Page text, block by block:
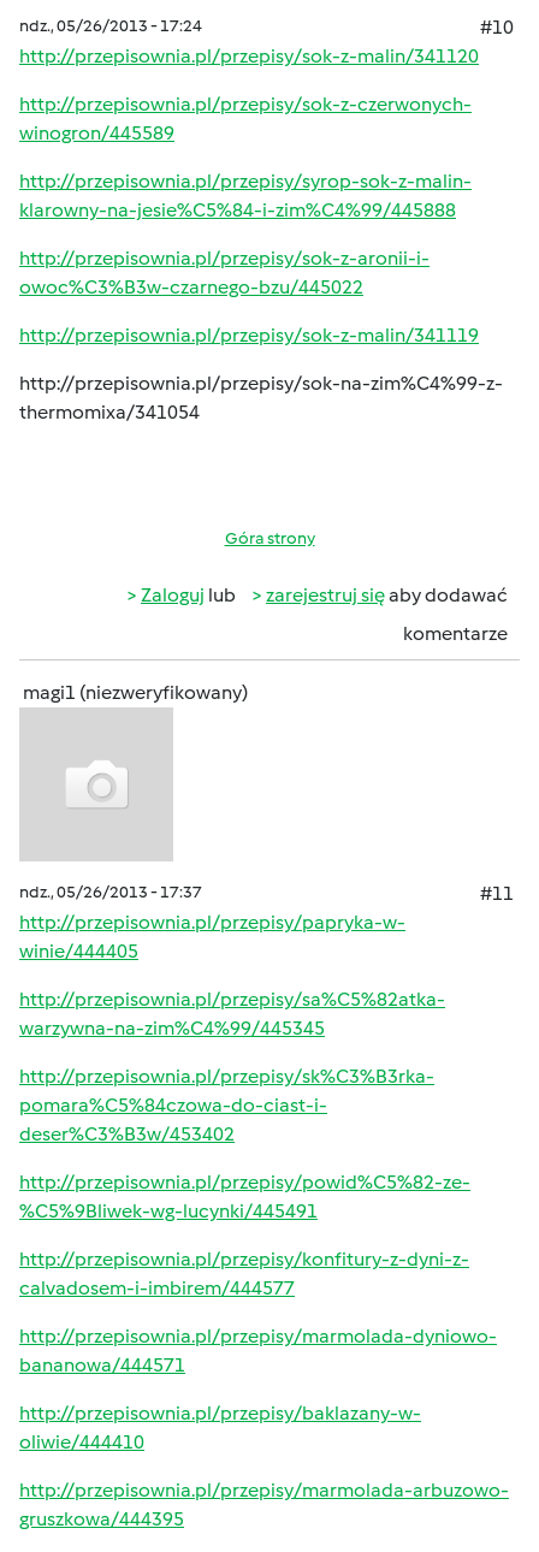
ndz., 05/26/2013 - 17:24
#10
http://przepisownia.pl/przepisy/sok-z-malin/341120
http://przepisownia.pl/przepisy/sok-z-czerwonych-
winogron/445589
http://przepisownia.pl/przepisy/syrop-sok-z-malin-
klarowny-na-jesie%C5%84-i-zim%C4%99/445888
http://przepisownia.pl/przepisy/sok-z-aronii-i-
owoc%C3%B3w-czarnego-bzu/445022
http://przepisownia.pl/przepisy/sok-z-malin/341119
http://przepisownia.pl/przepisy/sok-na-zim%C4%99-z-
thermomixa/341054
Góra strony
Zaloguj lub zarejestruj sięaby dodawać
komentarze
magi1 (niezweryfikowany)
ndz., 05/26/2013 - 17:37
#11
http://przepisownia.pl/przepisy/papryka-w-
winie/444405
http://przepisownia.pl/przepisy/sa%C5%82atka-
warzywna-na-zim%C4%99/445345
http://przepisownia.pl/przepisy/sk%C3%B3rka-
pomara%C5%84czowa-do-ciast-i-
deser%C3%B3w/453402
http://przepisownia.pl/przepisy/powid%C5%82-ze-
%C5%9Bliwek-wg-lucynki/445491
http://przepisownia.pl/przepisy/konfitury-z-dyni-z-
calvadosem-i-imbirem/444577
http://przepisownia.pl/przepisy/marmolada-dyniowo-
bananowa/444571
http://przepisownia.pl/przepisy/baklazany-w-
oliwie/444410
http://przepisownia.pl/przepisy/marmolada-arbuzowo-
gruszkowa/444395